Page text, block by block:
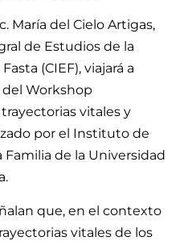
María del Cielo Artigas,
de Estudios de la
(CIEF), viajará a
Workshop
vitales y
por el Instituto de
de la Universidad
que, en el contexto
vitales de los